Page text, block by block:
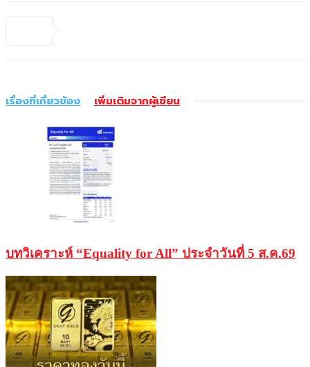
เรื่องที่เกี่ยวข้อง เพิ่มเติมจากผู้เขียน
บทวิเคราะห์ “Equality for All” ประจำวันที่ 5 ส.ค.69